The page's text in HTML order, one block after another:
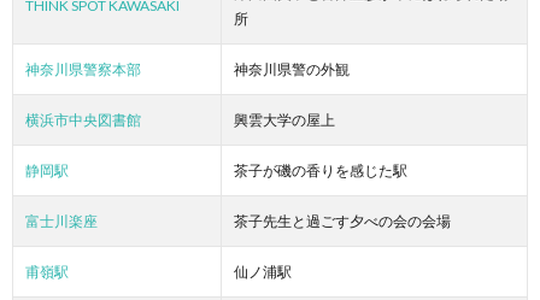
THINK SPOT KAWASAKI
所
神奈川県警察本部 神奈川県警の外観
横浜市中央図書館 興雲大学の屋上
静岡駅 茶子が磯の香りを感じた駅
富士川楽座 茶子先生と過ごす夕べの会の会場
甫嶺駅 仙ノ浦駅